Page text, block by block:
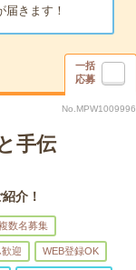
届きます！
一括
応募
No.MPW1009996
手伝
介！
数名募集
歓迎 WEB登録OK